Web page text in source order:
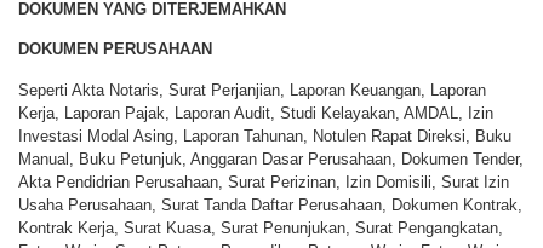
DOKUMEN YANG DITERJEMAHKAN
DOKUMEN PERUSAHAAN
Seperti Akta Notaris, Surat Perjanjian, Laporan Keuangan, Laporan
Kerja, Laporan Pajak, Laporan Audit, Studi Kelayakan, AMDAL, Izin
Investasi Modal Asing, Laporan Tahunan, Notulen Rapat Direksi, Buku
Manual, Buku Petunjuk, Anggaran Dasar Perusahaan, Dokumen Tender,
Akta Pendidrian Perusahaan, Surat Perizinan, Izin Domisili, Surat Izin
Usaha Perusahaan, Surat Tanda Daftar Perusahaan, Dokumen Kontrak,
Kontrak Kerja, Surat Kuasa, Surat Penunjukan, Surat Pengangkatan,